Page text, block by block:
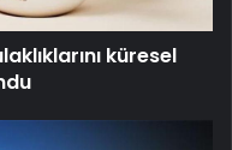
küresel